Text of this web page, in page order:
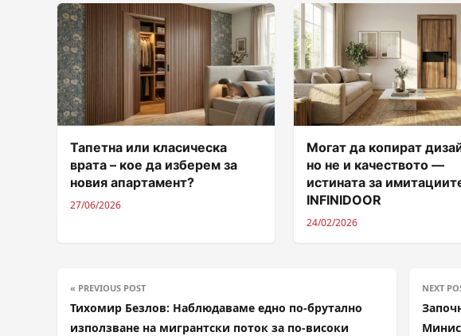
Тапетна или класическа
врата – кое да изберем за
новия апартамент?
27/06/2026
Могат да копират
но не и качеството —
истината за
INFINIDOOR
24/02/2026
« PREVIOUS POST
Тихомир Безлов: Наблюдаваме едно по-брутално
използване на мигрантски поток за по-високи
NEXT